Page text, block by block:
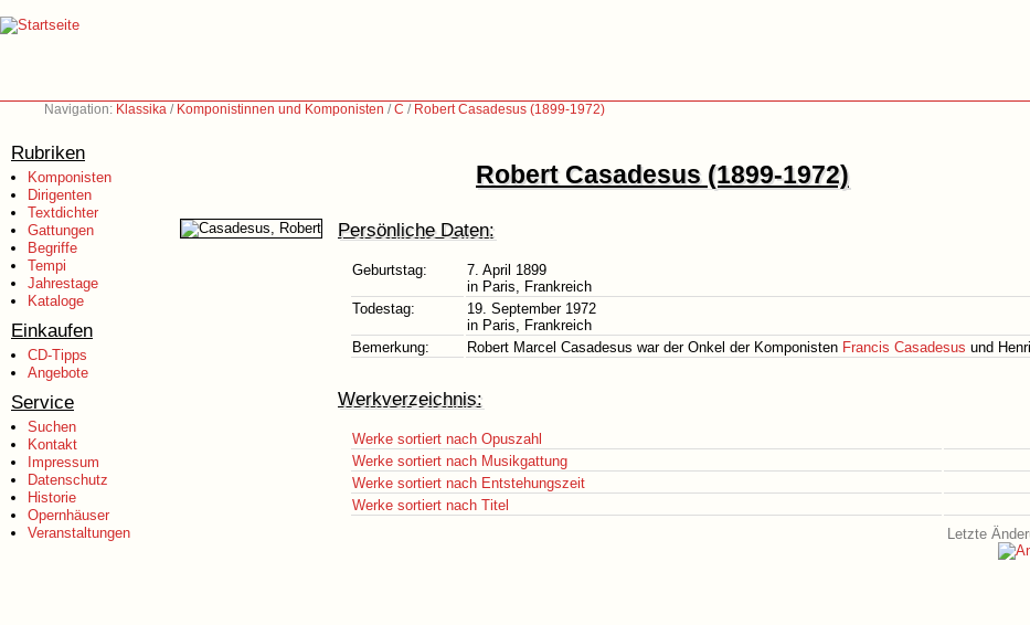
Navigation: Klassika / Komponistinnen und Komponisten /C / Robert Casadesus (1899-1972)
Rubriken
Komponisten
Dirigenten
Textdichter
Gattungen
Begriffe
Tempi
Jahrestage
Kataloge
Einkaufen
CD-Tipps
Angebote
Service
Suchen
Kontakt
Impressum
Datenschutz
Historie
Opernhäuser
Veranstaltungen
Robert Casadesus (1899-1972)
Persönliche Daten:
Geburtstag:
7. April 1899
in Paris, Frankreich
Todestag:
19. September 1972
in Paris, Frankreich
Bemerkung:
Robert Marcel Casadesus war der Onkel der Komponisten Francis Casadesus und
Werkverzeichnis:
Werke sortiert nach Opuszahl
Werke sortiert nach Musikgattung
Werke sortiert nach Entstehungszeit
Werke sortiert nach Titel
Letzte